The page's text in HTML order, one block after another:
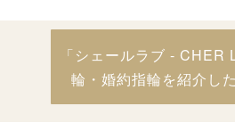
「シェールラブ - CHER
輪・婚約指輪を紹介し